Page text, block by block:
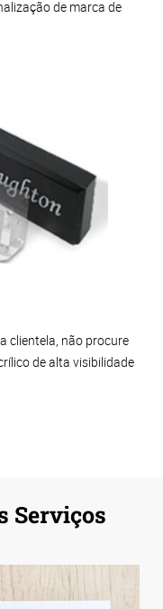
de marca de
clientela, não procure
de alta visibilidade
Serviços